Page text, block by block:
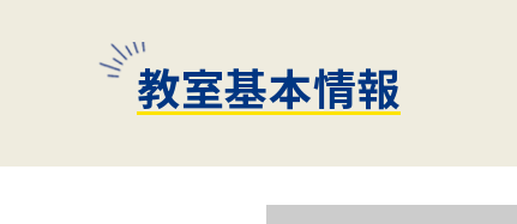
教室基本情報